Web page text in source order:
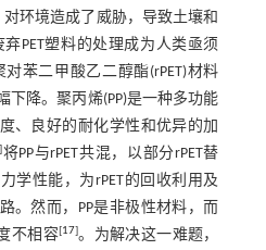
对环境造成了威胁，导致土壤和
PET塑料的处理成为人类亟须
对苯二甲酸乙二醇酯(rPET)材料
下降。聚丙烯(PP)是一种多功能
、良好的耐化学性和优异的加
将PP与rPET共混，以部分rPET替
学性能，为rPET的回收利用及
。然而，PP是非极性材料，而
不相容[17]。为解决这一难题，